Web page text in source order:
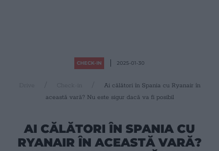
CHECK-IN 2025-01-30
Drive
Ai călători în Spania cu Ryanair în
această vară? Nu este sigur dacă va fi posibil
AI CĂLĂTORI ÎN SPANIA CU
RYANAIR ÎN ACEASTĂ VARĂ?